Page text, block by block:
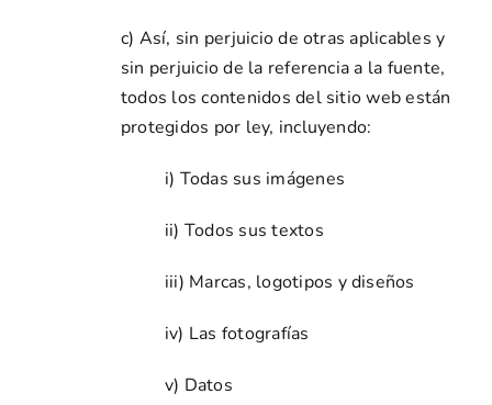
c) Así, sin perjuicio de otras aplicables y
sin perjuicio de la referencia a la fuente,
todos los contenidos del sitio web están
protegidos por ley, incluyendo:
i) Todas sus imágenes
ii) Todos sus textos
iii) Marcas, logotipos y diseños
iv) Las fotografías
v) Datos